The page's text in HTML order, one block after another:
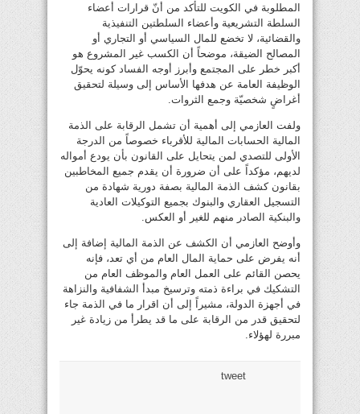
المطلوبة في الكويت للتأكد من أنّ قرارات أعضاء
السلطة التشريعية وأعضاء السلطتين التنفيذية
والقضائية، لا تخضع للمال السياسي أو التجاري أو
المصالح الضيقة، موضحاً أن الكسب غير المشروع هو
أكبر خطر على المجتمع وأبرز أوجه الفساد كونه يحوّل
الوظيفة العامة عن هدفها الأساس إلى وسيلة لتحقيق
أغراضٍ شخصيّة وجمع الثروات.
ولفت العازمي إلى أهمية أن تشمل الرقابة على الذمة
المالية الحسابات المالية للأقرباء خصوصاً من الدرجة
الأولى للتصدي لمن يتحايل على القانون بأن يودع أمواله
لديهم، مؤكداً على أن ضرورة أن يقدم جميع المخاطبين
بقانون كشف الذمة المالية بصفة دورية شهادة من
التسجيل العقاري والبنوك بجميع التوكيلات العادية
والبنكية الصادر منهم للغير أو العكس.
وأوضح العازمي أن الكشف عن الذمة المالية إضافة إلى
أنه يفرض على حماية المال العام من أي تعد، فإنه
يحصن القائم على العمل العام والموظف العام من
التشكيك في براءة ذمته وترسيخ مبدأ الشفافية والنزاهة
في أجهزة الدولة، مشيراً إلى أن اقرار ما في الذمة جاء
لتحقيق قدر من الرقابة على ما قد يطرأ من زيادة غير
مبررة لهؤلاء.
tweet